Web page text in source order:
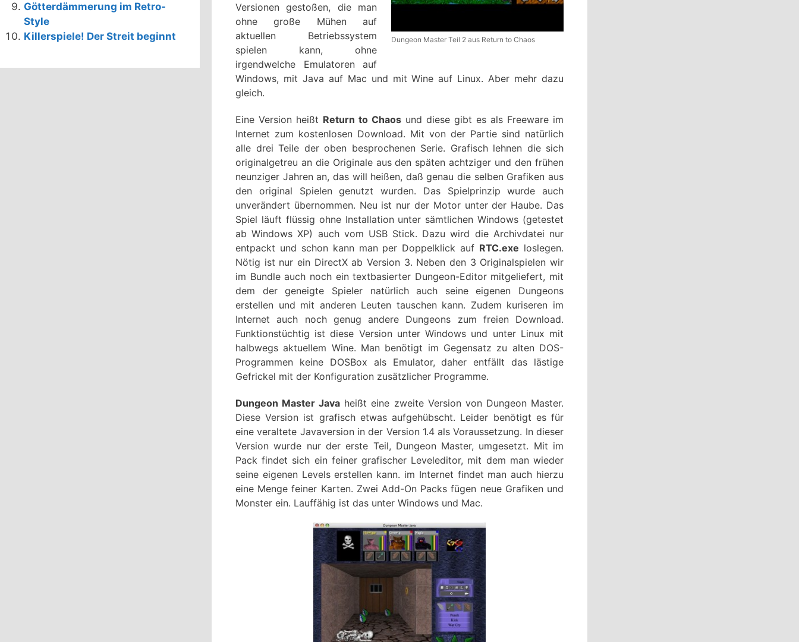
Dungeon Master Teil 2 aus Return to Chaos
Versionen gestoßen, die man
ohne große Mühen auf
aktuellen Betriebssystem
spielen kann, ohne
irgendwelche Emulatoren auf
Windows, mit Java auf Mac und mit Wine auf Linux. Aber mehr dazu
gleich.
Eine Version heißt Return to Chaos und diese gibt es als Freeware im
Internet zum kostenlosen Download. Mit von der Partie sind natürlich
alle drei Teile der oben besprochenen Serie. Grafisch lehnen die sich
originalgetreu an die Originale aus den späten achtziger und den frühen
neunziger Jahren an, das will heißen, daß genau die selben Grafiken aus
den original Spielen genutzt wurden. Das Spielprinzip wurde auch
unverändert übernommen. Neu ist nur der Motor unter der Haube. Das
Spiel läuft flüssig ohne Installation unter sämtlichen Windows (getestet
ab Windows XP) auch vom USB Stick. Dazu wird die Archivdatei nur
entpackt und schon kann man per Doppelklick auf RTC.exe loslegen.
Nötig ist nur ein DirectX ab Version 3. Neben den 3 Originalspielen wir
im Bundle auch noch ein textbasierter Dungeon-Editor mitgeliefert, mit
dem der geneigte Spieler natürlich auch seine eigenen Dungeons
erstellen und mit anderen Leuten tauschen kann. Zudem kuriseren im
Internet auch noch genug andere Dungeons zum freien Download.
Funktionstüchtig ist diese Version unter Windows und unter Linux mit
halbwegs aktuellem Wine. Man benötigt im Gegensatz zu alten DOS-
Programmen keine DOSBox als Emulator, daher entfällt das lästige
Gefrickel mit der Konfiguration zusätzlicher Programme.
Dungeon Master Java heißt eine zweite Version von Dungeon Master.
Diese Version ist grafisch etwas aufgehübscht. Leider benötigt es für
eine veraltete Javaversion in der Version 1.4 als Voraussetzung. In dieser
Version wurde nur der erste Teil, Dungeon Master, umgesetzt. Mit im
Pack findet sich ein feiner grafischer Leveleditor, mit dem man wieder
seine eigenen Levels erstellen kann. im Internet findet man auch hierzu
eine Menge feiner Karten. Zwei Add-On Packs fügen neue Grafiken und
Monster ein. Lauffähig ist das unter Windows und Mac.
Götterdämmerung im Retro-
Style
Killerspiele! Der Streit beginnt